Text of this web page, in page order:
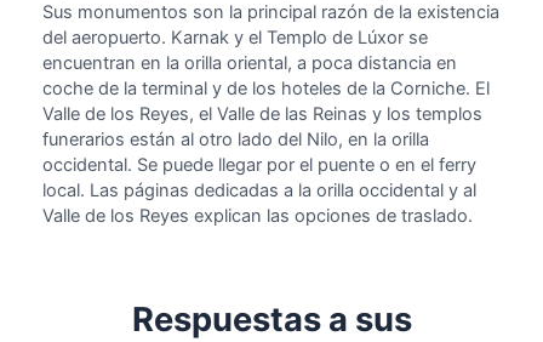
Sus monumentos son la principal razón de la existencia
del aeropuerto. Karnak y el Templo de Lúxor se
encuentran en la orilla oriental, a poca distancia en
coche de la terminal y de los hoteles de la Corniche. El
Valle de los Reyes, el Valle de las Reinas y los templos
funerarios están al otro lado del Nilo, en la orilla
occidental. Se puede llegar por el puente o en el ferry
local. Las páginas dedicadas a la orilla occidental y al
Valle de los Reyes explican las opciones de traslado.
Respuestas a sus